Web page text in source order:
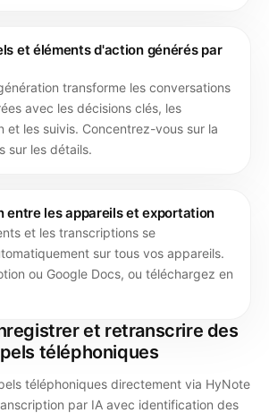
et éléments d'action générés par
transforme les conversations
avec les décisions clés, les
et les suivis. Concentrez-vous sur la
sur les détails.
entre les appareils et exportation
et les transcriptions se
sur tous vos appareils.
ou Google Docs, ou téléchargez en
et retranscrire des
téléphoniques
téléphoniques directement via HyNote
par IA avec identification des